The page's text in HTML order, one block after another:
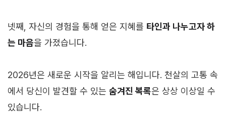
넷째, 자신의 경험을 통해 얻은 지혜를 타인과 나누고자 하
는 마음을 가졌습니다.
2026년은 새로운 시작을 알리는 해입니다. 천살의 고통 속
에서 당신이 발견할 수 있는 숨겨진 복록은 상상 이상일 수
있습니다.